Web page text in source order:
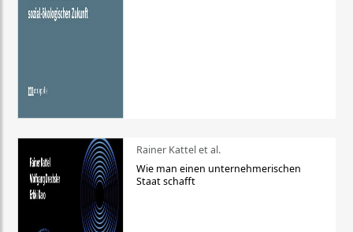
Rainer Kattel et al.
Wie man einen unternehmerischen
Staat schafft